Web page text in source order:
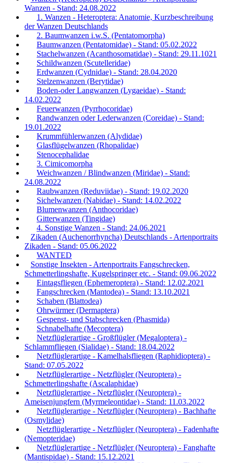
Wanzen - Stand: 24.08.2022
1. Wanzen - Heteroptera: Anatomie, Kurzbeschreibung
der Wanzen Deutschlands
2. Baumwanzen i.w.S. (Pentatomorpha)
Baumwanzen (Pentatomidae) - Stand: 05.02.2022
Stachelwanzen (Acanthosomatidae) - Stand: 29.11.1021
Schildwanzen (Scutelleridae)
Erdwanzen (Cydnidae) - Stand: 28.04.2020
Stelzenwanzen (Berytidae)
Boden-oder Langwanzen (Lygaeidae) - Stand:
14.02.2022
Feuerwanzen (Pyrrhocoridae)
Randwanzen oder Lederwanzen (Coreidae) - Stand:
19.01.2022
Krummfühlerwanzen (Alydidae)
Glasflügelwanzen (Rhopalidae)
Stenocephalidae
3. Cimicomorpha
Weichwanzen / Blindwanzen (Miridae) - Stand:
24.08.2022
Raubwanzen (Reduviidae) - Stand: 19.02.2020
Sichelwanzen (Nabidae) - Stand: 14.02.2022
Blumenwanzen (Anthocoridae)
Gitterwanzen (Tingidae)
4. Sonstige Wanzen - Stand: 24.06.2021
Zikaden (Auchenorrhyncha) Deutschlands - Artenportraits
Zikaden - Stand: 05.06.2022
WANTED
Sonstige Insekten - Artenportraits Fangschrecken,
Schmetterlingshafte, Kugelspringer etc. - Stand: 09.06.2022
Eintagsfliegen (Ephemeroptera) - Stand: 12.02.2021
Fangschrecken (Mantodea) - Stand: 13.10.2021
Schaben (Blattodea)
Ohrwürmer (Dermaptera)
Gespenst- und Stabschrecken (Phasmida)
Schnabelhafte (Mecoptera)
Netzflüglerartige - Großflügler (Megaloptera) -
Schlammfliegen (Sialidae) - Stand: 18.04.2022
Netzflüglerartige - Kamelhalsfliegen (Raphidioptera) -
Stand: 07.05.2022
Netzflüglerartige - Netzflügler (Neuroptera) -
Schmetterlingshafte (Ascalaphidae)
Netzflüglerartige - Netzflügler (Neuroptera) -
Ameisenjungfern (Myrmeleontidae) - Stand: 11.03.2022
Netzflüglerartige - Netzflügler (Neuroptera) - Bachhafte
(Osmylidae)
Netzflüglerartige - Netzflügler (Neuroptera) - Fadenhafte
(Nemopteridae)
Netzflüglerartige - Netzflügler (Neuroptera) - Fanghafte
(Mantispidae) - Stand: 15.12.2021